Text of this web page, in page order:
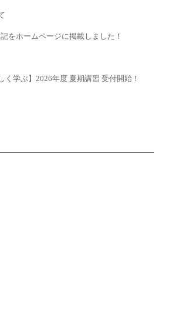
をホームページに掲載しました！
く学ぶ】2026年度 夏期講習 受付開始！